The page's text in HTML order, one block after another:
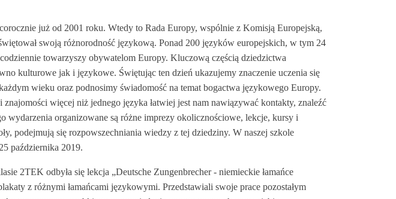
już od 2001 roku. Wtedy to Rada Europy, wspólnie z Komisją Europejską,
swoją różnorodność językową. Ponad 200 języków europejskich, w tym 24
towarzyszy obywatelom Europy. Kluczową częścią dziedzictwa
kulturowe jak i językowe. Świętując ten dzień ukazujemy znaczenie uczenia się
wieku oraz podnosimy świadomość na temat bogactwa językowego Europy.
więcej niż jednego języka łatwiej jest nam nawiązywać kontakty, znaleźć
wydarzenia organizowane są różne imprezy okolicznościowe, lekcje, kursy i
podejmują się rozpowszechniania wiedzy z tej dziedziny. W naszej szkole
października 2019.
2TEK odbyła się lekcja „Deutsche Zungenbrecher - niemieckie łamańce
z różnymi łamańcami językowymi. Przedstawiali swoje prace pozostałym